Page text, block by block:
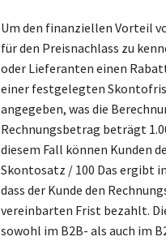
Um den finanziellen Vorteil
für den Preisnachlass zu
oder Lieferanten einen
einer festgelegten
angegeben, was die
Rechnungsbetrag beträgt
diesem Fall können Kunden
Skontosatz / 100 Das ergibt
dass der Kunde den
vereinbarten Frist bezahlt.
sowohl im B2B- als auch im